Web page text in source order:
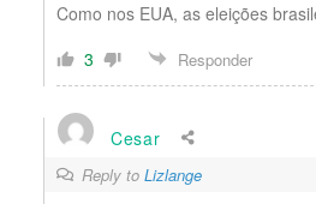
Como nos EUA, as eleições
3
Responder
Cesar
Reply to Lizlange